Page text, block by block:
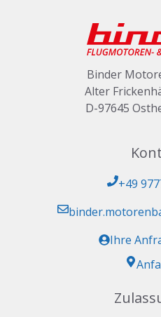
Binder
Alter
D-97645
+49
Ihre